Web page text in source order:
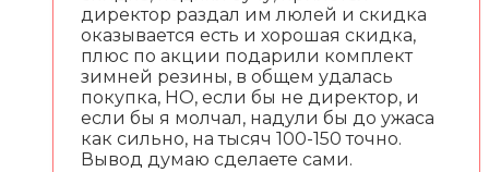
директор раздал им люлей и скидка
оказывается есть и хорошая скидка,
плюс по акции подарили комплект
зимней резины, в общем удалась
покупка, НО, если бы не директор, и
если бы я молчал, надули бы до ужаса
как сильно, на тысяч 100-150 точно.
Вывод думаю сделаете сами.